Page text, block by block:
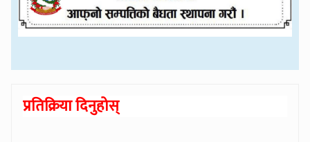
प्रतिक्रिया दिनुहोस्